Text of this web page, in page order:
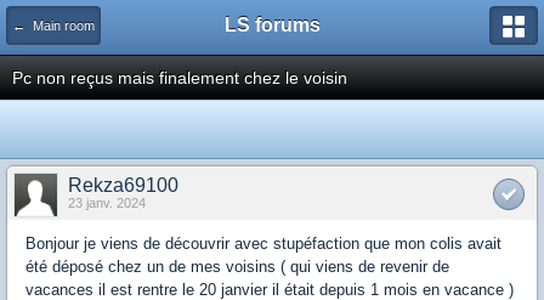
← Main room LS forums
Pc non reçus mais finalement chez le voisin
Rekza69100
23 janv. 2024
Bonjour je viens de découvrir avec stupéfaction que mon colis avait
été déposé chez un de mes voisins ( qui viens de revenir de
vacances il est rentre le 20 janvier il était depuis 1 mois en vacance )